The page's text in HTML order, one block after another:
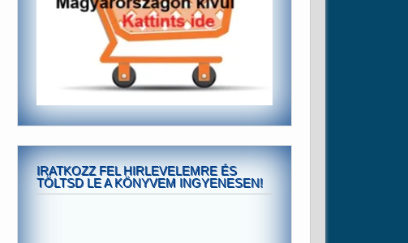
IRATKOZZ FEL HIRLEVELEMRE ÉS
TÖLTSD LE A KÖNYVEM INGYENESEN!